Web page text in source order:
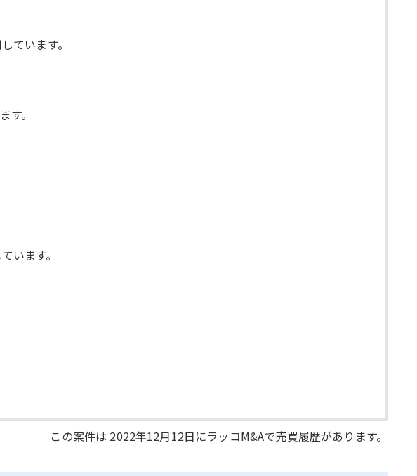
ています。
。
います。
この案件は 2022年12月12日にラッコM&Aで売買履歴があります。